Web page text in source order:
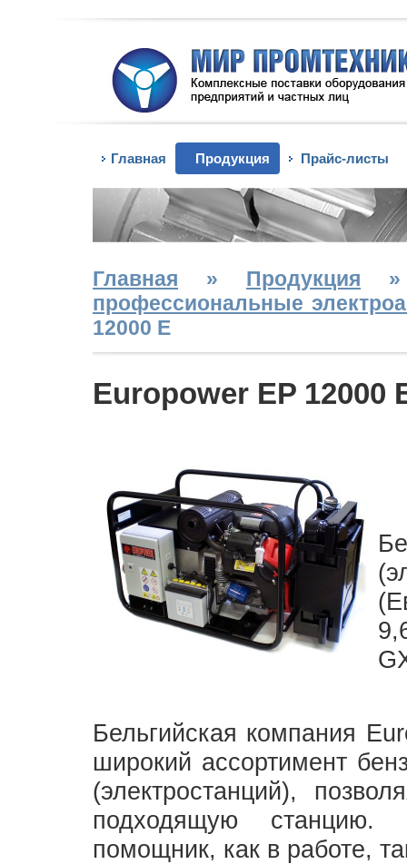
Главная Продукция Прайс-листы
Главная » Продукция
профессиональные
12000 Е
Europower EP 12000
Бельгийская компания
широкий ассортимент
(электростанций),
подходящую
помощник, как в работе,